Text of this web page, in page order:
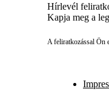
Hírlevél
Kapja meg a
A feliratkozással Ön